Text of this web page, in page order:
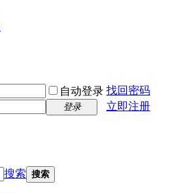
自动登录 找回密码
登录
立即注册
搜索 搜索